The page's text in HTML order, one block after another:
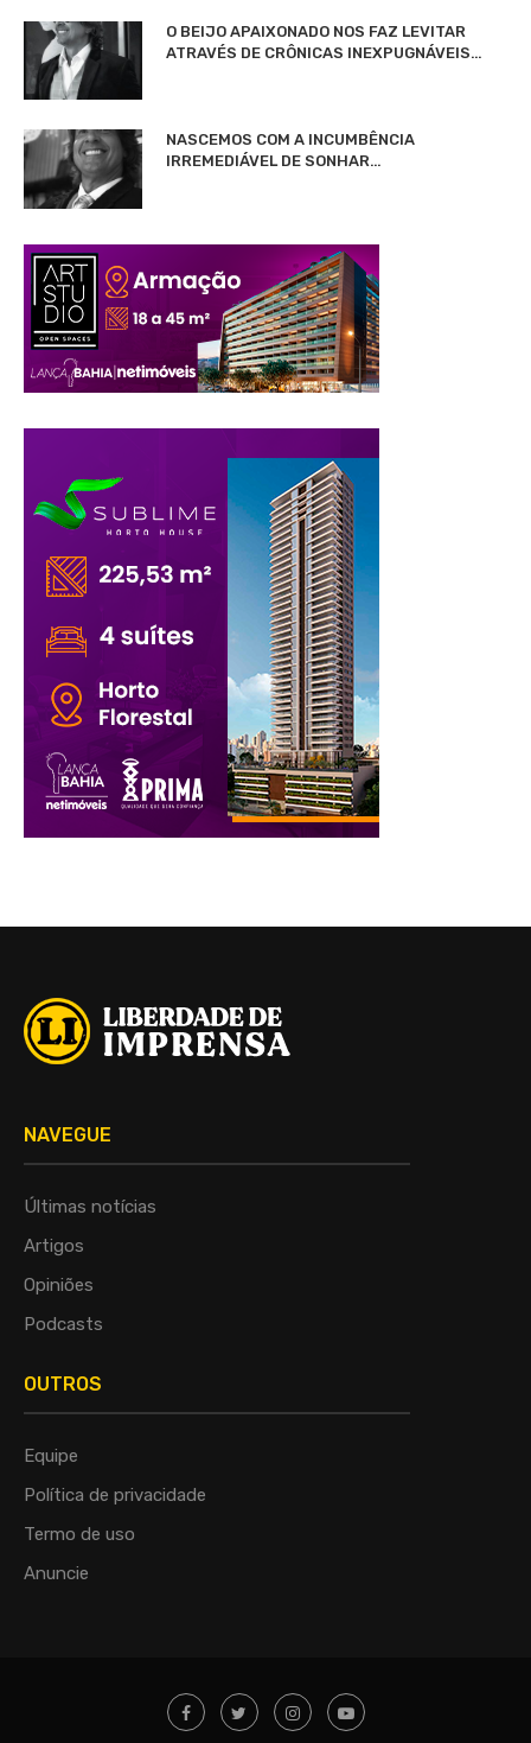
O BEIJO APAIXONADO NOS FAZ LEVITAR
ATRAVÉS DE CRÔNICAS INEXPUGNÁVEIS…
NASCEMOS COM A INCUMBÊNCIA
IRREMEDIÁVEL DE SONHAR…
NAVEGUE
Últimas notícias
Artigos
Opiniões
Podcasts
OUTROS
Equipe
Política de privacidade
Termo de uso
Anuncie